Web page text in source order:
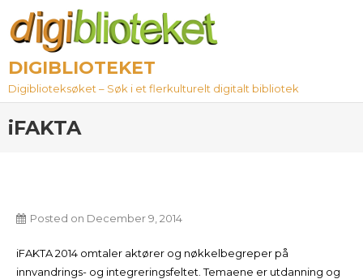
content
DIGIBLIOTEKET
Digiblioteksøket – Søk i et flerkulturelt digitalt bibliotek
iFAKTA
Posted on December 9, 2014
iFAKTA 2014 omtaler aktører og nøkkelbegreper på
innvandrings- og integreringsfeltet. Temaene er utdanning og